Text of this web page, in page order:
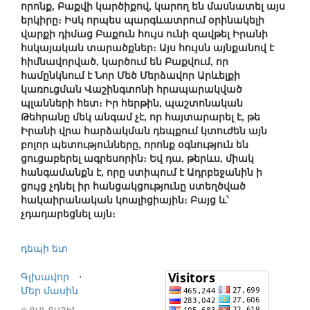
որոնք, Բաքվի կարծիքով, կարող են մասնատել այս
երկիրը։ Իսկ որպես պարգևատրում օրինակելի
վարքի դիմաց Բաքուն հույս ունի զավթել Իրանի
հսկայական տարածքներ։ Այս հույսն այնքանով է
հիմնավորված, կարծում են Բաքվում, որ
համընկնում է Նոր Մեծ Մերձավոր Արևելքի
կառուցման Վաշինգտոնի հրապարակված
պլանների հետ։ Իր հերթին, պաշտոնական
Թեհրանը մեկ անգամ չէ, որ հայտարարել է, թե
Իրանի վրա հարձակման դեպքում կտուժեն այն
բոլոր պետությունները, որոնք օգնություն են
ցուցաբերել ագրեսորին։ Եվ դա, թերևս, միակ
հանգամանքն է, որը ստիպում է Ադրբեջանին ի
ցույց չդնել իր հանցակցությունը ստեղծված
հակաիրանական կոալիցիային։ Բայց և՝
չդադարեցնել այն։
դեպի ետ
Գլխավոր
⋅
Մեր մասին